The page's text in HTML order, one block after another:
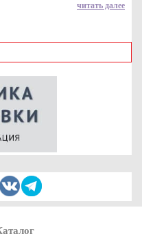
рулон 2-10-65, 0,4м*5м
для переезда бур/бур
читать далее